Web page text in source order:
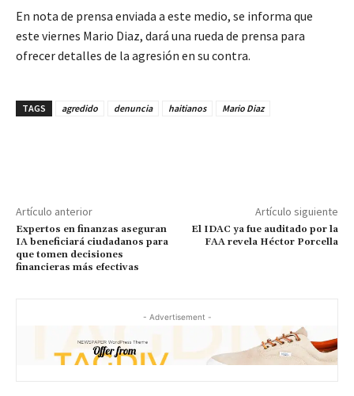
En nota de prensa enviada a este medio, se informa que
este viernes Mario Diaz, dará una rueda de prensa para
ofrecer detalles de la agresión en su contra.
TAGS agredido denuncia haitianos Mario Diaz
Artículo anterior
Expertos en finanzas aseguran
IA beneficiará ciudadanos para
que tomen decisiones
financieras más efectivas
Artículo siguiente
El IDAC ya fue auditado por la
FAA revela Héctor Porcella
- Advertisement -